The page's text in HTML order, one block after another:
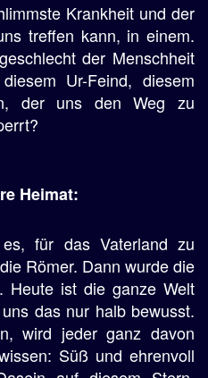
Krankheit und der
treffen kann, in einem.
der Menschheit
Ur-Feind, diesem
der uns den Weg zu
Heimat:
für das Vaterland zu
Römer. Dann wurde die
Heute ist die ganze Welt
das nur halb bewusst.
wird jeder ganz davon
Süß und ehrenvoll